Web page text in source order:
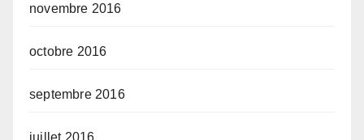
novembre 2016
octobre 2016
septembre 2016
juillet 2016